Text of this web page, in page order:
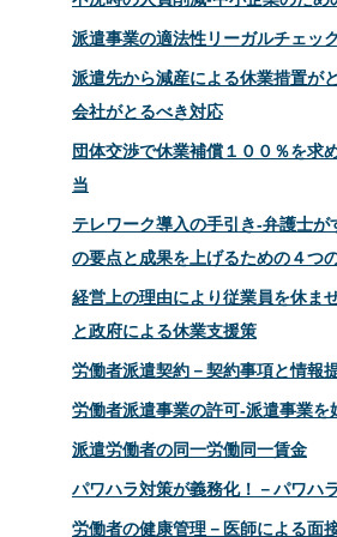
派遣事業の適法性リーガルチェッ
派遣先から減産による休業措置が
会社がとるべき対応
団体交渉で休業補償１００％を求
当
テレワーク導入の手引き‐弁護士
の要点と成果を上げるための４つ
経営上の理由により従業員を休ま
と政府による休業支援策
労働者派遣契約－契約事項と情報
労働者派遣事業の許可‐派遣事業を
派遣労働者の同一労働同一賃金
パワハラ対策が義務化！－パワハ
労働者の健康管理－医師による面